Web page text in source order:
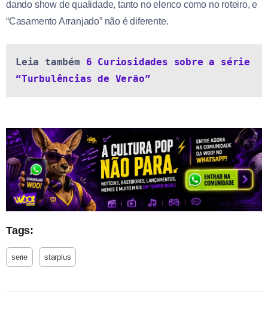
dando show de qualidade, tanto no elenco como no roteiro, e
“Casamento Arranjado” não é diferente.
Leia também 6 Curiosidades sobre a série
“Turbulências de Verão”
Tags:
serie starplus